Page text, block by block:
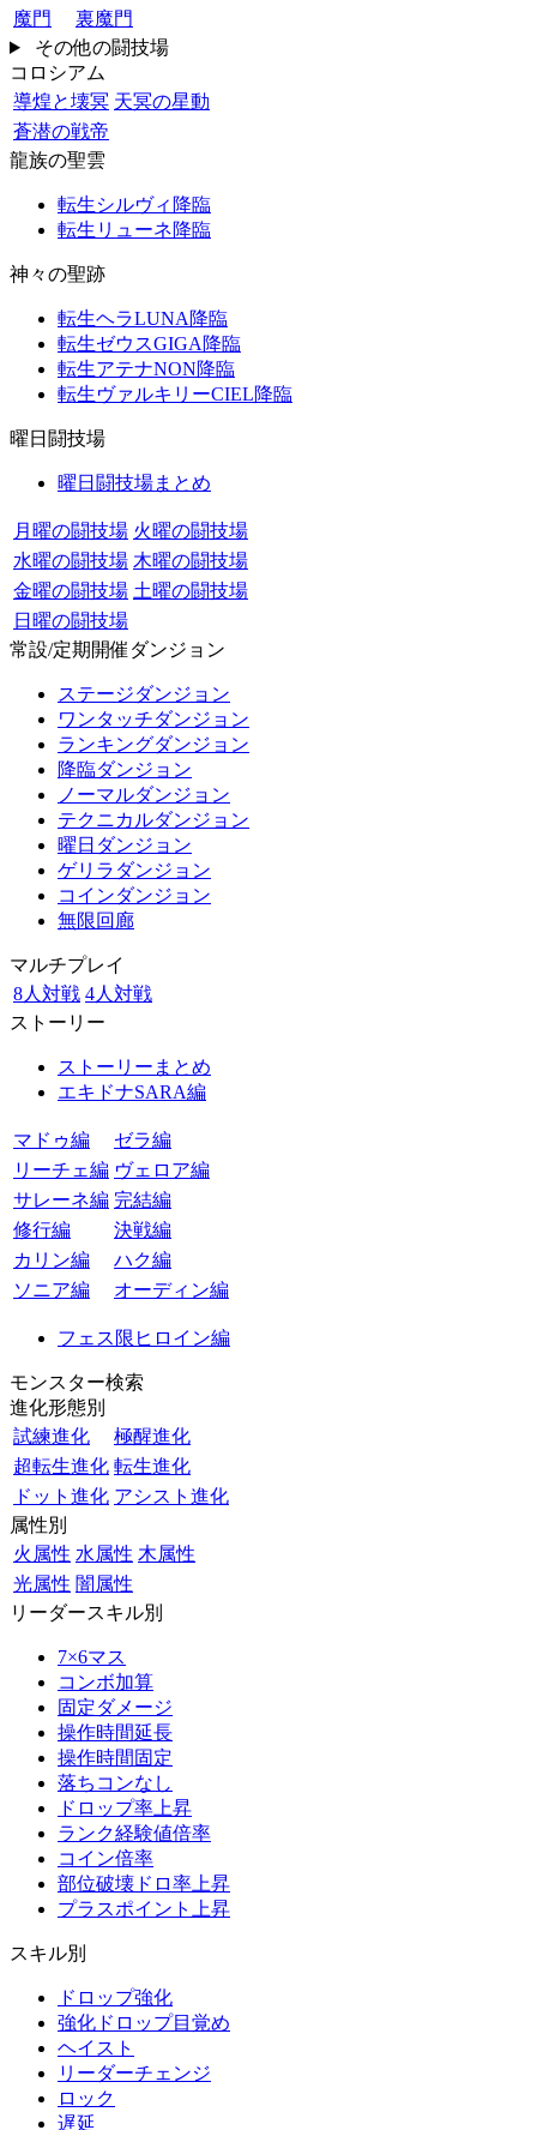
魔門
裏魔門
その他の闘技場
コロシアム
導煌と壊冥 天冥の星動
蒼潜の戦帝
龍族の聖雲
転生シルヴィ降臨
転生リューネ降臨
神々の聖跡
転生ヘラLUNA降臨
転生ゼウスGIGA降臨
転生アテナNON降臨
転生ヴァルキリーCIEL降臨
曜日闘技場
曜日闘技場まとめ
月曜の闘技場 火曜の闘技場
水曜の闘技場 木曜の闘技場
金曜の闘技場 土曜の闘技場
日曜の闘技場
常設/定期開催ダンジョン
ステージダンジョン
ワンタッチダンジョン
ランキングダンジョン
降臨ダンジョン
ノーマルダンジョン
テクニカルダンジョン
曜日ダンジョン
ゲリラダンジョン
コインダンジョン
無限回廊
マルチプレイ
8人対戦 4人対戦
ストーリー
ストーリーまとめ
エキドナSARA編
マドゥ編
ゼラ編
リーチェ編 ヴェロア編
サレーネ編 完結編
修行編
決戦編
カリン編
ハク編
ソニア編
オーディン編
フェス限ヒロイン編
モンスター検索
進化形態別
試練進化
極醒進化
超転生進化 転生進化
ドット進化 アシスト進化
属性別
火属性 水属性 木属性
光属性 闇属性
リーダースキル別
7×6マス
コンボ加算
固定ダメージ
操作時間延長
操作時間固定
落ちコンなし
ドロップ率上昇
ランク経験値倍率
コイン倍率
部位破壊ドロ率上昇
プラスポイント上昇
スキル別
ドロップ強化
強化ドロップ目覚め
ヘイスト
リーダーチェンジ
ロック
遅延